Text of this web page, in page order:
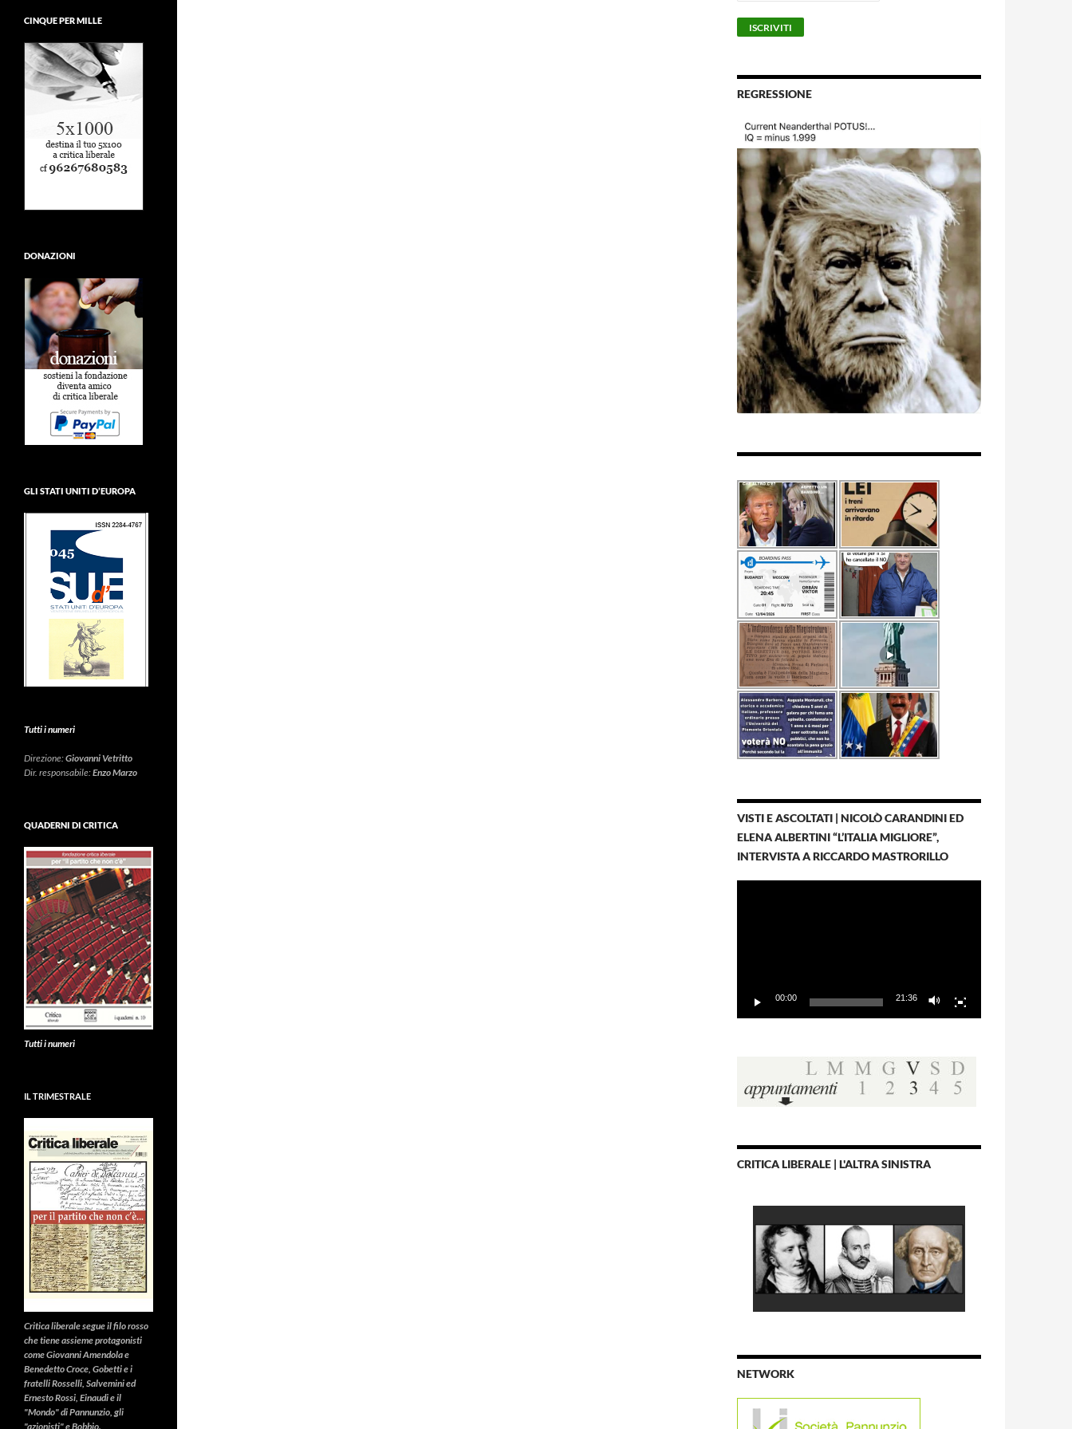
REGRESSIONE
VISTI E ASCOLTATI | NICOLÒ CARANDINI ED
ELENA ALBERTINI “L’ITALIA MIGLIORE”,
INTERVISTA A RICCARDO MASTRORILLO
00:00 21:36
CRITICA LIBERALE | L'ALTRA SINISTRA
NETWORK
CINQUE PER MILLE
DONAZIONI
GLI STATI UNITI D’EUROPA
Tutti i numeri
Direzione:Giovanni Vetritto
Dir. responsabile:Enzo Marzo
QUADERNI DI CRITICA
Tutti i numeri
IL TRIMESTRALE
Critica liberalesegue il filo rosso
che tiene assieme protagonisti
come Giovanni Amendola e
Benedetto Croce, Gobetti e i
fratelli Rosselli, Salvemini ed
Ernesto Rossi, Einaudi e il
"Mondo" di Pannunzio, gli
"azionisti" e Bobbio.